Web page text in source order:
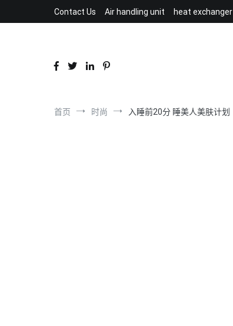
到
Contact Us Air handling unit heat exchanger
首页 时尚 入睡前20分 睡美人美肤计划